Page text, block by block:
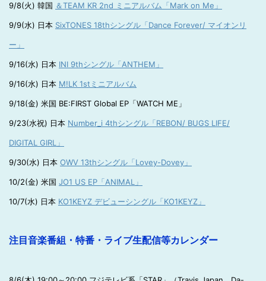
9/8(火) 韓国 ＆TEAM KR 2nd ミニアルバム「Mark on Me」
9/9(水) 日本 SixTONES 18thシングル「Dance Forever/ マイオンリ
ー」
9/16(水) 日本 INI 9thシングル「ANTHEM」
9/16(水) 日本 M!LK 1stミニアルバム
9/18(金) 米国 BE:FIRST Global EP「WATCH ME」
9/23(水祝) 日本 Number_i 4thシングル「REBON/ BUGS LIFE/
DIGITAL GIRL」
9/30(水) 日本 OWV 13thシングル「Lovey-Dovey」
10/2(金) 米国 JO1 US EP「ANIMAL」
10/7(水) 日本 KO1KEYZ デビューシングル「KO1KEYZ」
注目音楽番組・特番・ライブ生配信等カレンダー